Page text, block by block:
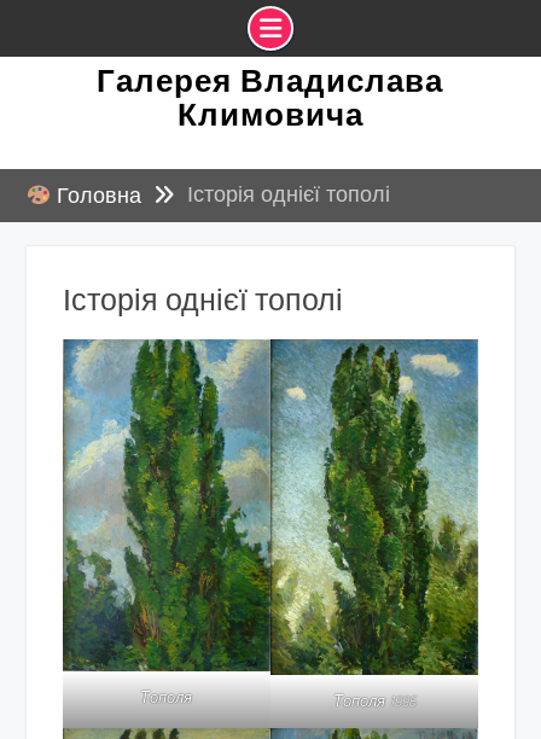
Галерея Владислава
Климовича
Головна Історія однієї тополі
Історія однієї тополі
Тополя Тополя 1996